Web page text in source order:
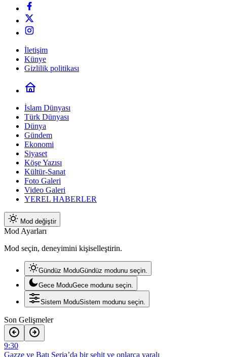
İletişim
Künye
Gizlilik politikası
İslam Dünyası
Türk Dünyası
Dünya
Gündem
Ekonomi
Siyaset
Köşe Yazısı
Kültür-Sanat
Foto Galeri
Video Galeri
YEREL HABERLER
Mod değiştir
Mod Ayarları
Mod seçin, deneyimini kişiselleştirin.
Gündüz ModuGündüz modunu seçin.
Gece ModuGece modunu seçin.
Sistem ModuSistem modunu seçin.
Son Gelişmeler
9:30
Gazze ve Batı Şeria’da bir şehit ve onlarca yaralı